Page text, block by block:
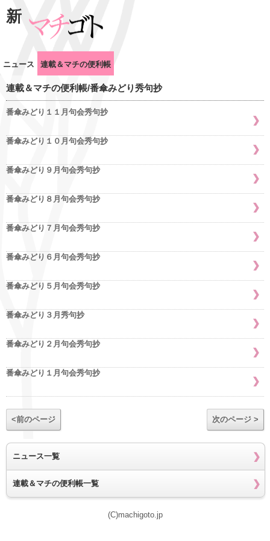
新
ニュース 連載＆マチの便利帳
連載＆マチの便利帳/番傘みどり秀句抄
番傘みどり１１月句会秀句抄
番傘みどり１０月句会秀句抄
番傘みどり９月句会秀句抄
番傘みどり８月句会秀句抄
番傘みどり７月句会秀句抄
番傘みどり６月句会秀句抄
番傘みどり５月句会秀句抄
番傘みどり３月秀句抄
番傘みどり２月句会秀句抄
番傘みどり１月句会秀句抄
<前のページ 次のページ >
ニュース一覧
連載＆マチの便利帳一覧
(C)machigoto.jp